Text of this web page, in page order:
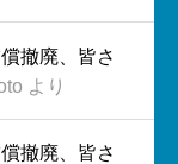
撤廃、皆さ
より
撤廃、皆さ